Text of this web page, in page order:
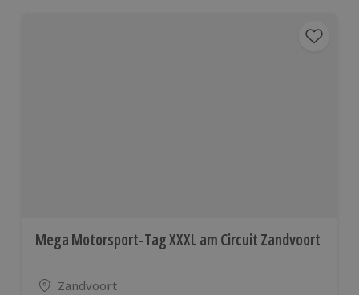
Mega Motorsport-Tag XXXL am Circuit Zandvoort
Standort
Zandvoort